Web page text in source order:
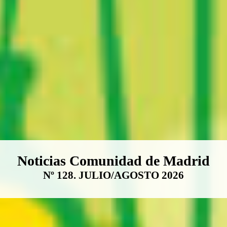
Boletín Noticias Comunidad de
Noticias Comunidad de Madrid
Nº 128. JULIO/AGOSTO 2026